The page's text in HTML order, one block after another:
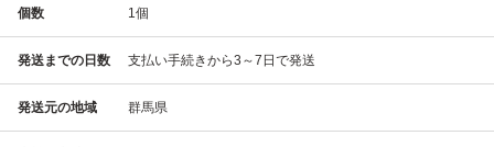
個数 1個
発送までの日数 支払い手続きから3～7日で発送
発送元の地域 群馬県